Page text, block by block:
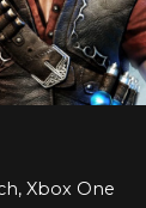
Xbox One